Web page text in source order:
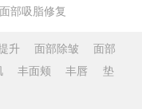
面部吸脂修复
升 面部除皱
面部
丰面颊 丰唇
垫